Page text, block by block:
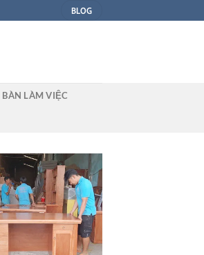
BLOG
BÀN LÀM VIỆC